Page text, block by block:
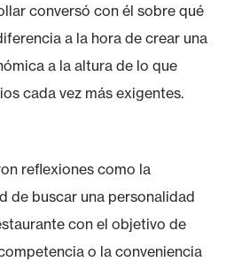
conversó con él sobre qué
a la hora de crear una
a la altura de lo que
cada vez más exigentes.
reflexiones como la
de buscar una personalidad
con el objetivo de
o la conveniencia